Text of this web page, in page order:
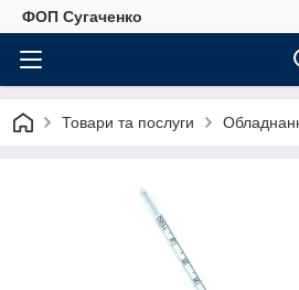
ФОП Сугаченко
Товари та послуги